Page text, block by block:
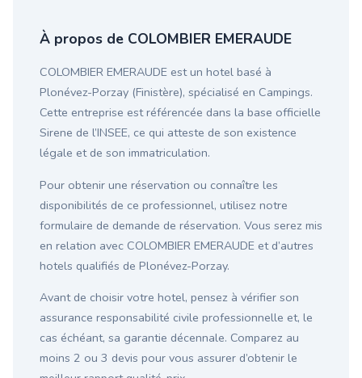
À propos de COLOMBIER EMERAUDE
COLOMBIER EMERAUDE est un hotel basé à
Plonévez-Porzay (Finistère), spécialisé en Campings.
Cette entreprise est référencée dans la base officielle
Sirene de l’INSEE, ce qui atteste de son existence
légale et de son immatriculation.
Pour obtenir une réservation ou connaître les
disponibilités de ce professionnel, utilisez notre
formulaire de demande de réservation. Vous serez mis
en relation avec COLOMBIER EMERAUDE et d’autres
hotels qualifiés de Plonévez-Porzay.
Avant de choisir votre hotel, pensez à vérifier son
assurance responsabilité civile professionnelle et, le
cas échéant, sa garantie décennale. Comparez au
moins 2 ou 3 devis pour vous assurer d’obtenir le